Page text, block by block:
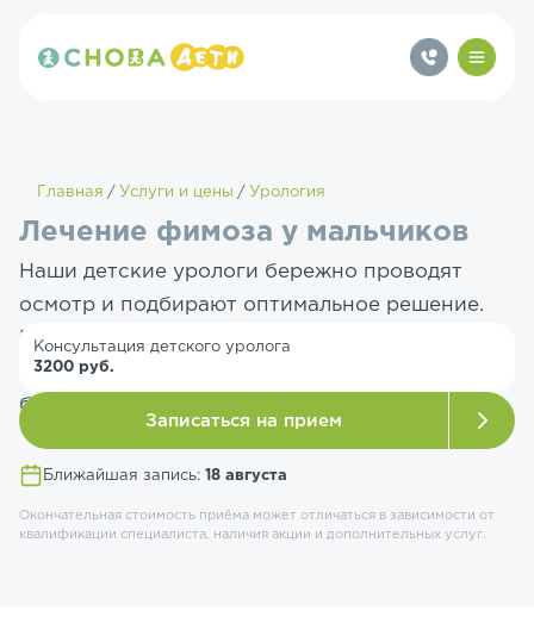
Главная Услуги и цены Урология
Лечение фимоза у мальчиков
Наши детские урологи бережно проводят
осмотр и подбирают оптимальное решение.
Все процедуры выполняются с учетом
возраста ребенка и степени фимоза, под
безопасным обезболиванием.
Ближайшая запись: 18 августа
Консультация детского уролога
3200 руб.
Записаться на прием
Окончательная стоимость приёма может отличаться в зависимости от
квалификации специалиста, наличия акции и дополнительных услуг.